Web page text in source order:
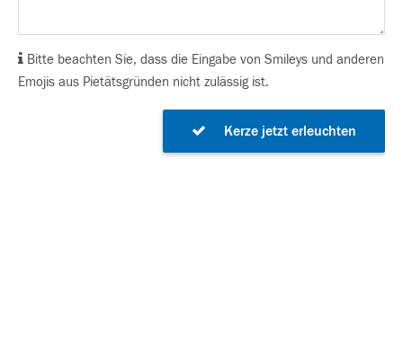
Bitte beachten Sie, dass die Eingabe von Smileys und anderen
Emojis aus Pietätsgründen nicht zulässig ist.
Kerze jetzt erleuchten